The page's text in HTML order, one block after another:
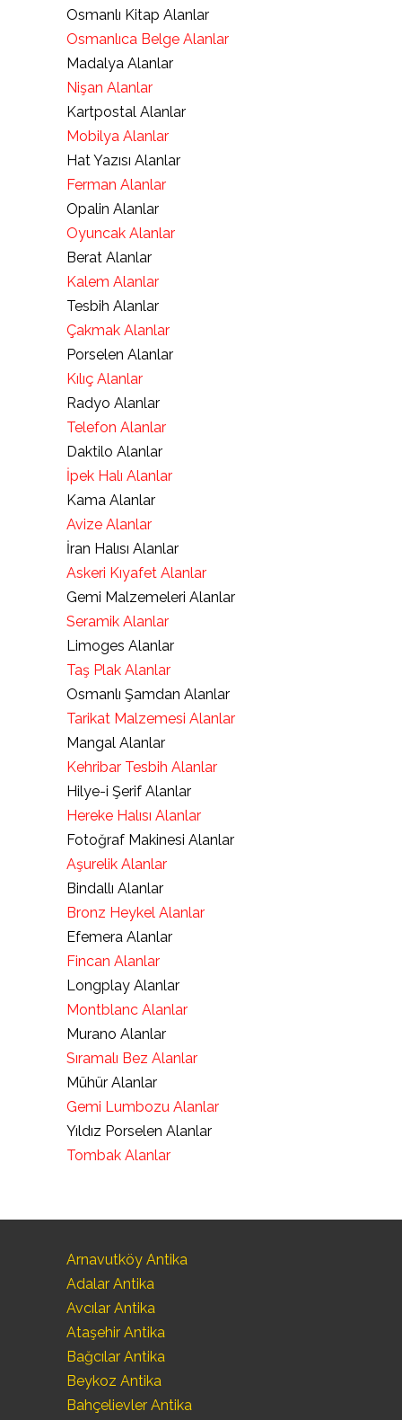
Osmanlı Kitap Alanlar
Osmanlıca Belge Alanlar
Madalya Alanlar
Nişan Alanlar
Kartpostal Alanlar
Mobilya Alanlar
Hat Yazısı Alanlar
Ferman Alanlar
Opalin Alanlar
Oyuncak Alanlar
Berat Alanlar
Kalem Alanlar
Tesbih Alanlar
Çakmak Alanlar
Porselen Alanlar
Kılıç Alanlar
Radyo Alanlar
Telefon Alanlar
Daktilo Alanlar
İpek Halı Alanlar
Kama Alanlar
Avize Alanlar
İran Halısı Alanlar
Askeri Kıyafet Alanlar
Gemi Malzemeleri Alanlar
Seramik Alanlar
Limoges Alanlar
Taş Plak Alanlar
Osmanlı Şamdan Alanlar
Tarikat Malzemesi Alanlar
Mangal Alanlar
Kehribar Tesbih Alanlar
Hilye-i Şerif Alanlar
Hereke Halısı Alanlar
Fotoğraf Makinesi Alanlar
Aşurelik Alanlar
Bindallı Alanlar
Bronz Heykel Alanlar
Efemera Alanlar
Fincan Alanlar
Longplay Alanlar
Montblanc Alanlar
Murano Alanlar
Sıramalı Bez Alanlar
Mühür Alanlar
Gemi Lumbozu Alanlar
Yıldız Porselen Alanlar
Tombak Alanlar
Arnavutköy Antika
Adalar Antika
Avcılar Antika
Ataşehir Antika
Bağcılar Antika
Beykoz Antika
Bahçelievler Antika